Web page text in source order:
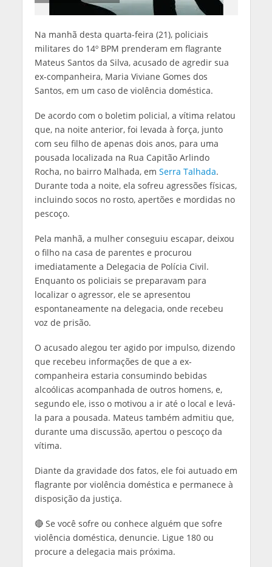
Na manhã desta quarta-feira (21), policiais
militares do 14º BPM prenderam em flagrante
Mateus Santos da Silva, acusado de agredir sua
ex-companheira, Maria Viviane Gomes dos
Santos, em um caso de violência doméstica.
De acordo com o boletim policial, a vítima relatou
que, na noite anterior, foi levada à força, junto
com seu filho de apenas dois anos, para uma
pousada localizada na Rua Capitão Arlindo
Rocha, no bairro Malhada, em Serra Talhada.
Durante toda a noite, ela sofreu agressões físicas,
incluindo socos no rosto, apertões e mordidas no
pescoço.
Pela manhã, a mulher conseguiu escapar, deixou
o filho na casa de parentes e procurou
imediatamente a Delegacia de Polícia Civil.
Enquanto os policiais se preparavam para
localizar o agressor, ele se apresentou
espontaneamente na delegacia, onde recebeu
voz de prisão.
O acusado alegou ter agido por impulso, dizendo
que recebeu informações de que a ex-
companheira estaria consumindo bebidas
alcoólicas acompanhada de outros homens, e,
segundo ele, isso o motivou a ir até o local e levá-
la para a pousada. Mateus também admitiu que,
durante uma discussão, apertou o pescoço da
vítima.
Diante da gravidade dos fatos, ele foi autuado em
flagrante por violência doméstica e permanece à
disposição da justiça.
🔴 Se você sofre ou conhece alguém que sofre
violência doméstica, denuncie. Ligue 180 ou
procure a delegacia mais próxima.